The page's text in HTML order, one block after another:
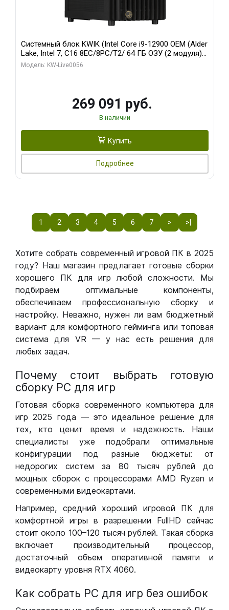
Системный блок KWIK (Intel Core i9-12900 OEM (Alder
Lake, Intel 7, C16 8EC/8PC/T2/ 64 ГБ ОЗУ (2 модуля)/
Palit RTX5080 INFINITY 3 OC 16GB GDDR7 256bit 3xDP
Модель: KW-Live0056
269 091 руб.
В наличии
Купить
Подробнее
1 2 3 4 5 6 7 > >|
Хотите собрать современный игровой ПК в 2025
году? Наш магазин предлагает готовые сборки
хорошего ПК для игр любой сложности. Мы
подбираем оптимальные компоненты,
обеспечиваем профессиональную сборку и
настройку. Неважно, нужен ли вам бюджетный
вариант для комфортного гейминга или топовая
система для VR — у нас есть решения для
любых задач.
Почему стоит выбрать готовую
сборку РС для игр
Готовая сборка современного компьютера для
игр 2025 года — это идеальное решение для
тех, кто ценит время и надежность. Наши
специалисты уже подобрали оптимальные
конфигурации под разные бюджеты: от
недорогих систем за 80 тысяч рублей до
мощных сборок с процессорами AMD Ryzen и
современными видеокартами.
Например, средний хороший игровой ПК для
комфортной игры в разрешении FullHD сейчас
стоит около 100–120 тысяч рублей. Такая сборка
включает производительный процессор,
достаточный объем оперативной памяти и
видеокарту уровня RTX 4060.
Как собрать РС для игр без ошибок